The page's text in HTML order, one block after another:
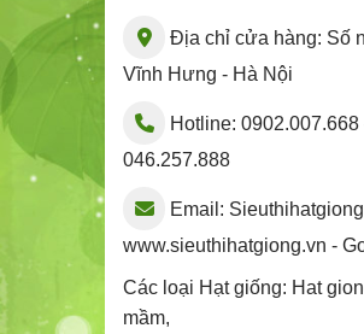
Địa chỉ cửa hàng: Số
Vĩnh Hưng - Hà Nội
Hotline:
046.257.888
Email:
www.sieuthihatgiong.vn -
Các loại Hạt giống: Hat
mầm,